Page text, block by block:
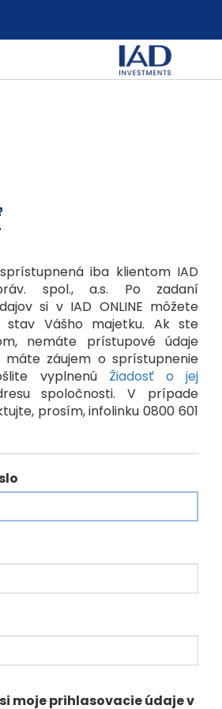
iba klientom IAD
spol., a.s. Po zadaní
si v IAD ONLINE môžete
stav Vášho majetku. Ak ste
nemáte prístupové údaje
máte záujem o sprístupnenie
vyplnenú Žiadosť o jej
spoločnosti. V prípade
prosím, infolinku 0800 601
moje prihlasovacie údaje v